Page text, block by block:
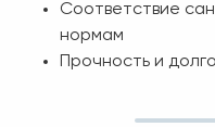
Соответствие
нормам
Прочность и